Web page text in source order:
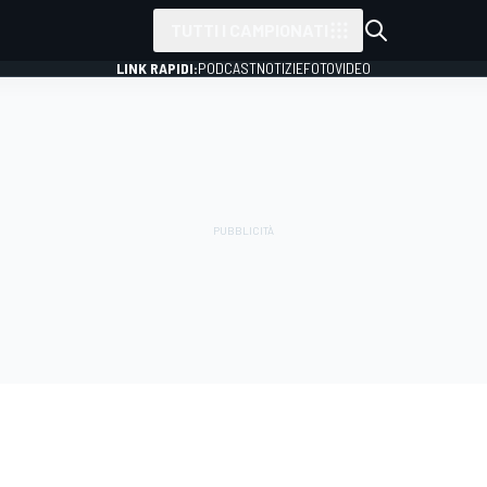
LINK RAPIDI:PODCASTNOTIZIEFOTOVIDEO